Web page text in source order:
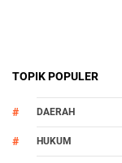
TOPIK POPULER
DAERAH
HUKUM